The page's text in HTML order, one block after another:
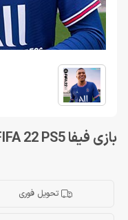
بازی فیفا FIFA 22 PS5 اکانت قانونی
تحویل فوری